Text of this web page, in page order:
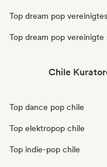
Top dream pop
Top dream pop vereinigte
Chile
Top dance pop chile
Top elektropop chile
Top indie-pop chile